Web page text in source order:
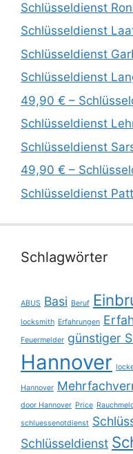
Schlüsseldienst
Schlüsseldienst
Schlüsseldienst
Schlüsseldienst
49,90 € –
Schlüsseldienst
Schlüsseldienst
49,90 € –
Schlüsseldienst
Schlagwörter
ABUS Basi Beruf
locksmith Erfahrungen
Feuermelder günstiger
Hannover
Hannover
door Hannover Price
schluessenotdienst
Schlüsseldienst